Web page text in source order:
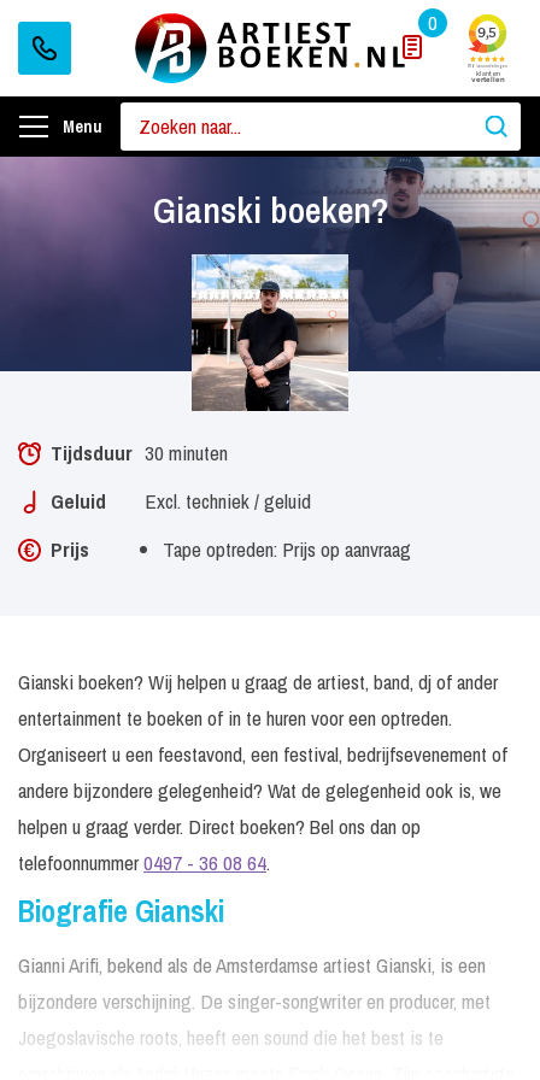
0
Menu
Gianski boeken?
Tijdsduur 30 minuten
Geluid
Excl. techniek / geluid
Prijs
Tape optreden: Prijs op aanvraag
Gianski boeken? Wij helpen u graag de artiest, band, dj of ander
entertainment te boeken of in te huren voor een optreden.
Organiseert u een feestavond, een festival, bedrijfsevenement of
andere bijzondere gelegenheid? Wat de gelegenheid ook is, we
helpen u graag verder. Direct boeken? Bel ons dan op
telefoonnummer0497 - 36 08 64.
Biografie Gianski
Gianni Arifi, bekend als de Amsterdamse artiest Gianski, is een
bijzondere verschijning. De singer-songwriter en producer, met
Joegoslavische roots, heeft een sound die het best is te